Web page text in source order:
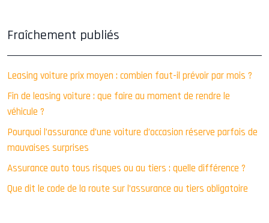
Fraîchement publiés
Leasing voiture prix moyen : combien faut-il prévoir par mois ?
Fin de leasing voiture : que faire au moment de rendre le
véhicule ?
Pourquoi l’assurance d’une voiture d’occasion réserve parfois de
mauvaises surprises
Assurance auto tous risques ou au tiers : quelle différence ?
Que dit le code de la route sur l’assurance au tiers obligatoire